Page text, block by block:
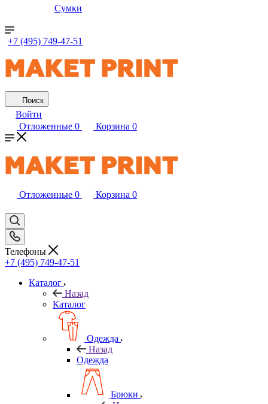
Сумки
+7 (495) 749-47-51
Поиск
Войти
Отложенные 0 Корзина 0
Отложенные 0 Корзина 0
Телефоны
+7 (495) 749-47-51
Каталог
Назад
Каталог
Одежда
Назад
Одежда
Брюки